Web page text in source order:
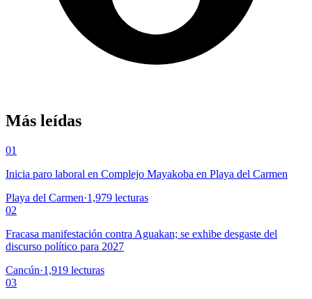
Más leídas
01
Inicia paro laboral en Complejo Mayakoba en Playa del Carmen
Playa del Carmen·1,979 lecturas
02
Fracasa manifestación contra Aguakan; se exhibe desgaste del
discurso político para 2027
Cancún·1,919 lecturas
03